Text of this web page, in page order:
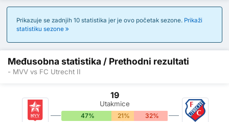
Prikazuje se zadnjih 10 statistika jer je ovo početak sezone. Prikaži
statistiku sezone
Međusobna statistika / Prethodni rezultati
- MVV vs FC Utrecht II
19
Utakmice
47% 21% 32%